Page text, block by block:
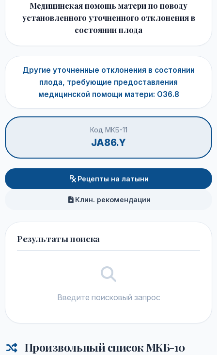
Медицинская помощь матери по поводу
установленного уточненного отклонения в
состоянии плода
Другие уточненные отклонения в состоянии
плода, требующие предоставления
медицинской помощи матери: O36.8
Код МКБ-11
JA86.Y
Рецепты на латыни
Клин. рекомендации
Результаты поиска
Введите поисковый запрос
Произвольный список МКБ-10